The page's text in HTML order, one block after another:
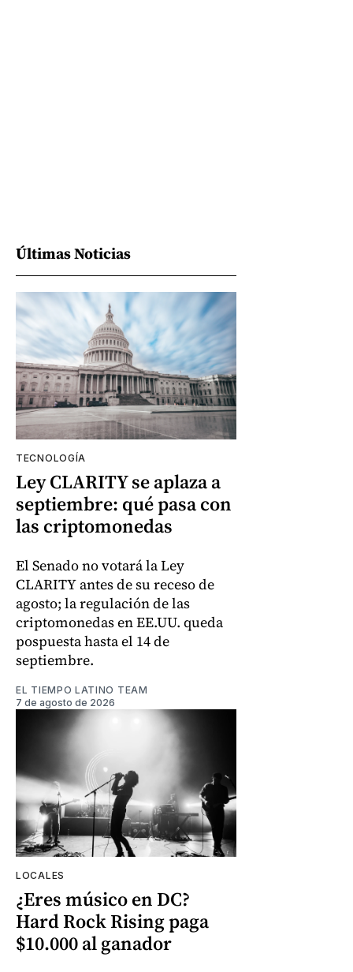
Últimas Noticias
TECNOLOGÍA
Ley CLARITY se aplaza a
septiembre: qué pasa con
las criptomonedas
El Senado no votará la Ley
CLARITY antes de su receso de
agosto; la regulación de las
criptomonedas en EE.UU. queda
pospuesta hasta el 14 de
septiembre.
EL TIEMPO LATINO TEAM
7 de agosto de 2026
LOCALES
¿Eres músico en DC?
Hard Rock Rising paga
$10.000 al ganador